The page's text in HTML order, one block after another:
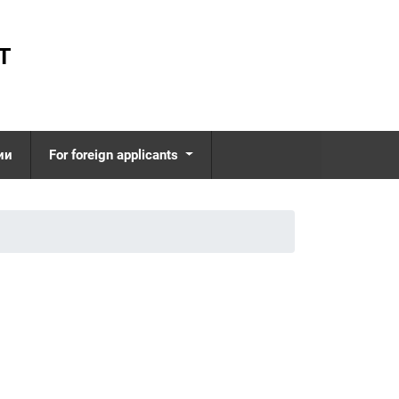
ценностей
For foreign applicants